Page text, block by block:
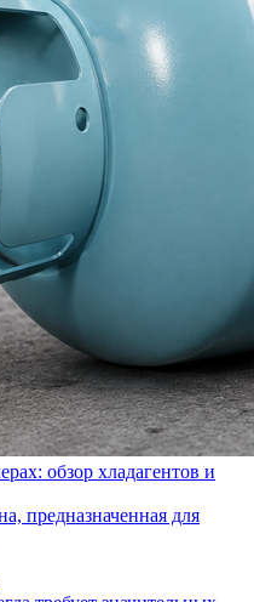
обзор хладагентов и
предназначенная для